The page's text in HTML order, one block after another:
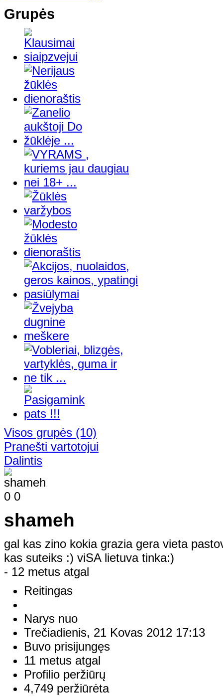
Grupės
Visos grupės (10)
Pranešti vartotojui
Dalintis
0 0
shameh
gal kas zino kokia grazia gera vieta
kas suteiks :) viSA lietuva tinka:)
- 12 metus atgal
Reitingas
Narys nuo
Trečiadienis, 21 Kovas 2012 17:13
Buvo prisijungęs
11 metus atgal
Profilio peržiūrų
4,749 peržiūrėta